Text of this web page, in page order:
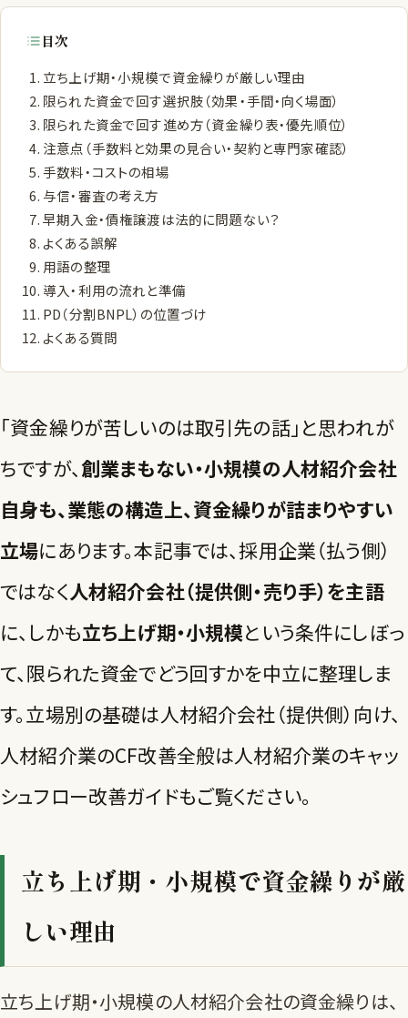
目次
立ち上げ期・小規模で資金繰りが厳しい理由
限られた資金で回す選択肢（効果・手間・向く場面）
限られた資金で回す進め方（資金繰り表・優先順位）
注意点（手数料と効果の見合い・契約と専門家確認）
手数料・コストの相場
与信・審査の考え方
早期入金・債権譲渡は法的に問題ない？
よくある誤解
用語の整理
導入・利用の流れと準備
PD（分割BNPL）の位置づけ
よくある質問
「資金繰りが苦しいのは取引先の話」と思われが
ちですが、創業まもない・小規模の人材紹介会社
自身も、業態の構造上、資金繰りが詰まりやすい
立場にあります。本記事では、採用企業（払う側）
ではなく人材紹介会社（提供側・売り手）を主語
に、しかも立ち上げ期・小規模という条件にしぼっ
て、限られた資金でどう回すかを中立に整理しま
す。立場別の基礎は人材紹介会社（提供側）向け、
人材紹介業のCF改善全般は人材紹介業のキャッ
シュフロー改善ガイドもご覧ください。
立ち上げ期・小規模で資金繰りが厳
しい理由
立ち上げ期・小規模の人材紹介会社の資金繰りは、